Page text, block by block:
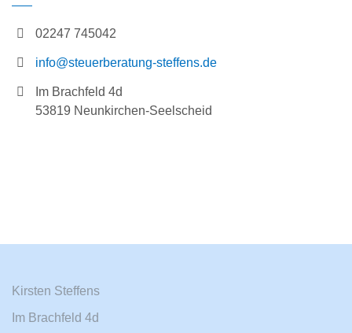
02247 745042
info@steuerberatung-steffens.de
Im Brachfeld 4d
53819 Neunkirchen-Seelscheid
Kirsten Steffens
Im Brachfeld 4d